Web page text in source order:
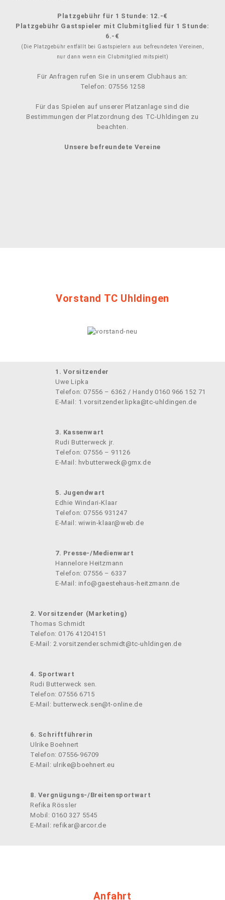
Platzgebühr für 1 Stunde: 12.-€
Platzgebühr Gastspieler mit Clubmitglied für 1 Stunde:
6.-€
(Die Platzgebühr entfällt bei Gastspielern aus befreundeten Vereinen,
nur dann wenn ein Clubmitglied mitspielt)
Für Anfragen rufen Sie in unserem Clubhaus an:
Telefon: 07556 1258
Für das Spielen auf unserer Platzanlage sind die
Bestimmungen der Platzordnung des TC-Uhldingen zu
beachten.
Unsere befreundete Vereine
Vorstand TC Uhldingen
1. Vorsitzender
Uwe Lipka
Telefon: 07556 – 6362 / Handy 0160 966 152 71
E-Mail: 1.vorsitzender.lipka@tc-uhldingen.de
3. Kassenwart
Rudi Butterweck jr.
Telefon: 07556 – 91126
E-Mail: hvbutterweck@gmx.de
5. Jugendwart
Edhie Windari-Klaar
Telefon: 07556 931247
E-Mail: wiwin-klaar@web.de
7. Presse-/Medienwart
Hannelore Heitzmann
Telefon: 07556 – 6337
E-Mail: info@gaestehaus-heitzmann.de
2. Vorsitzender (Marketing)
Thomas Schmidt
Telefon: 0176 41204151
E-Mail: 2.vorsitzender.schmidt@tc-uhldingen.de
4. Sportwart
Rudi Butterweck sen.
Telefon: 07556 6715
E-Mail: butterweck.sen@t-online.de
6. Schriftführerin
Ulrike Boehnert
Telefon: 07556-96709
E-Mail: ulrike@boehnert.eu
8. Vergnügungs-/Breitensportwart
Refika Rössler
Mobil: 0160 327 5545
E-Mail: refikar@arcor.de
Anfahrt